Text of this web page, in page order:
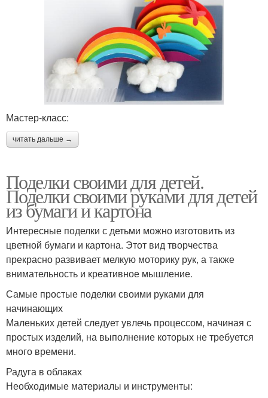
Мастер-класс:
читать дальше →
Поделки своими для детей.
Поделки своими руками для детей
из бумаги и картона
Интересные поделки с детьми можно изготовить из
цветной бумаги и картона. Этот вид творчества
прекрасно развивает мелкую моторику рук, а также
внимательность и креативное мышление.
Самые простые поделки своими руками для
начинающих
Маленьких детей следует увлечь процессом, начиная с
простых изделий, на выполнение которых не требуется
много времени.
Радуга в облаках
Необходимые материалы и инструменты: